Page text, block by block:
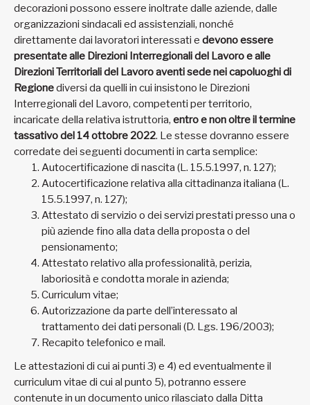
decorazioni possono essere inoltrate dalle aziende, dalle
organizzazioni sindacali ed assistenziali, nonché
direttamente dai lavoratori interessati e devono essere
presentate alle Direzioni Interregionali del Lavoro e alle
Direzioni Territoriali del Lavoro aventi sede nei capoluoghi di
Regionediversi da quelli in cui insistono le Direzioni
Interregionali del Lavoro, competenti per territorio,
incaricate della relativa istruttoria, entro e non oltre il termine
tassativo del 14 ottobre 2022. Le stesse dovranno essere
corredate dei seguenti documenti in carta semplice:
Autocertificazione di nascita (L. 15.5.1997, n. 127);
Autocertificazione relativa alla cittadinanza italiana (L.
15.5.1997, n. 127);
Attestato di servizio o dei servizi prestati presso una o
più aziende fino alla data della proposta o del
pensionamento;
Attestato relativo alla professionalità, perizia,
laboriosità e condotta morale in azienda;
Curriculum vitae;
Autorizzazione da parte dell’interessato al
trattamento dei dati personali (D. Lgs. 196/2003);
Recapito telefonico e mail.
Le attestazioni di cui ai punti 3) e 4) ed eventualmente il
curriculum vitae di cui al punto 5), potranno essere
contenute in un documento unico rilasciato dalla Ditta